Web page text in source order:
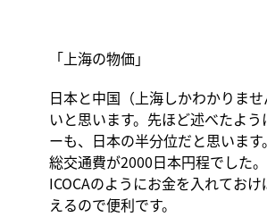
「上海の物価」
日本と中国（上海しかわかりま
いと思います。先ほど述べたよ
ーも、日本の半分位だと思いま
総交通費が2000日本円程でした
ICOCAのようにお金を入れてお
えるので便利です。